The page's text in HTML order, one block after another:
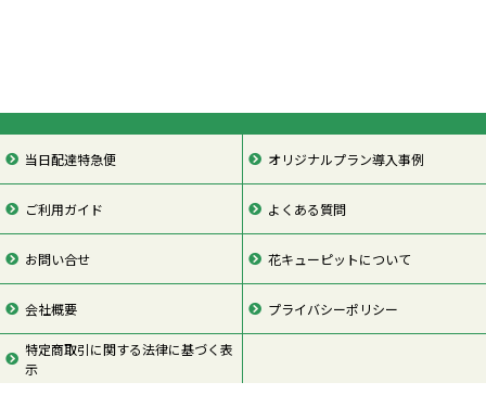
当日配達特急便 オリジナルプラン導入事例
ご利用ガイド よくある質問
お問い合せ 花キューピットについて
会社概要 プライバシーポリシー
特定商取引に関する法律に基づく表
示